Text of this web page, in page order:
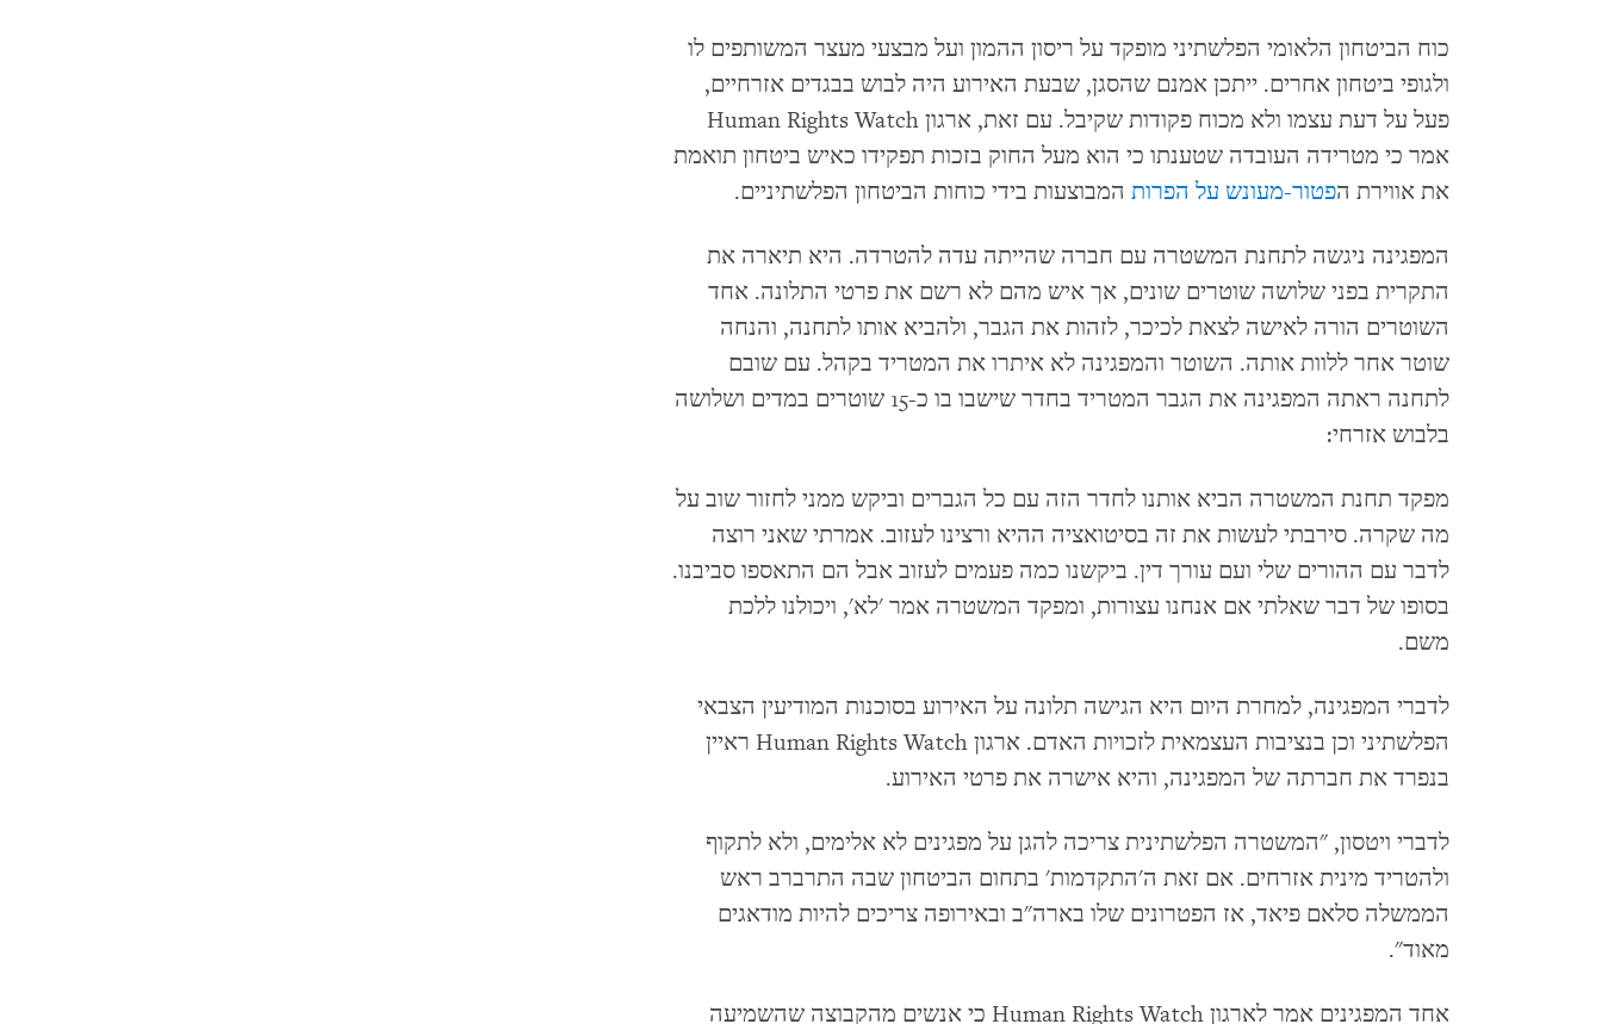
כוח הביטחון הלאומי הפלשתיני מופקד על ריסון ההמון ועל מבצעי מעצר המשותפים לו
ולגופי ביטחון אחרים. ייתכן אמנם שהסגן, שבעת האירוע היה לבוש בבגדים אזרחיים,
פעל על דעת עצמו ולא מכוח פקודות שקיבל. עם זאת, ארגון Human Rights Watch
אמר כי מטרידה העובדה שטענתו כי הוא מעל החוק בזכות תפקידו כאיש ביטחון תואמת
את אווירת הפטור-מעונש על הפרות המבוצעות בידי כוחות הביטחון הפלשתיניים.
המפגינה ניגשה לתחנת המשטרה עם חברה שהייתה עדה להטרדה. היא תיארה את
התקרית בפני שלושה שוטרים שונים, אך איש מהם לא רשם את פרטי התלונה. אחד
השוטרים הורה לאישה לצאת לכיכר, לזהות את הגבר, ולהביא אותו לתחנה, והנחה
שוטר אחר ללוות אותה. השוטר והמפגינה לא איתרו את המטריד בקהל. עם שובם
לתחנה ראתה המפגינה את הגבר המטריד בחדר שישבו בו כ-15 שוטרים במדים ושלושה
בלבוש אזרחי:
מפקד תחנת המשטרה הביא אותנו לחדר הזה עם כל הגברים וביקש ממני לחזור שוב על
מה שקרה. סירבתי לעשות את זה בסיטואציה ההיא ורצינו לעזוב. אמרתי שאני רוצה
לדבר עם ההורים שלי ועם עורך דין. ביקשנו כמה פעמים לעזוב אבל הם התאספו סביבנו.
בסופו של דבר שאלתי אם אנחנו עצורות, ומפקד המשטרה אמר 'לא', ויכולנו ללכת
משם.
לדברי המפגינה, למחרת היום היא הגישה תלונה על האירוע בסוכנות המודיעין הצבאי
הפלשתיני וכן בנציבות העצמאית לזכויות האדם. ארגון Human Rights Watch ראיין
בנפרד את חברתה של המפגינה, והיא אישרה את פרטי האירוע.
לדברי ויטסון, "המשטרה הפלשתינית צריכה להגן על מפגינים לא אלימים, ולא לתקוף
ולהטריד מינית אזרחים. אם זאת ה'התקדמות' בתחום הביטחון שבה התרברב ראש
הממשלה סלאם פיאד, אז הפטרונים שלו בארה"ב ובאירופה צריכים להיות מודאגים
מאוד".
אחד המפגינים אמר לארגון Human Rights Watch כי אנשים מהקבוצה שהשמיעה